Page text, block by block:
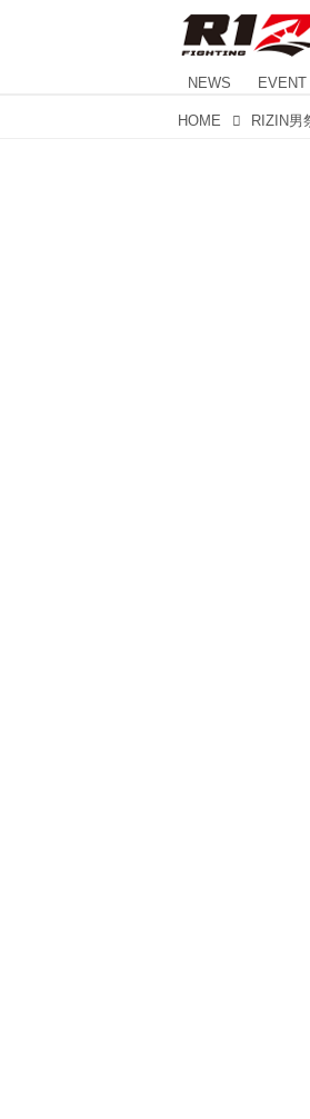
NEWS EVENT
HOME RIZIN男